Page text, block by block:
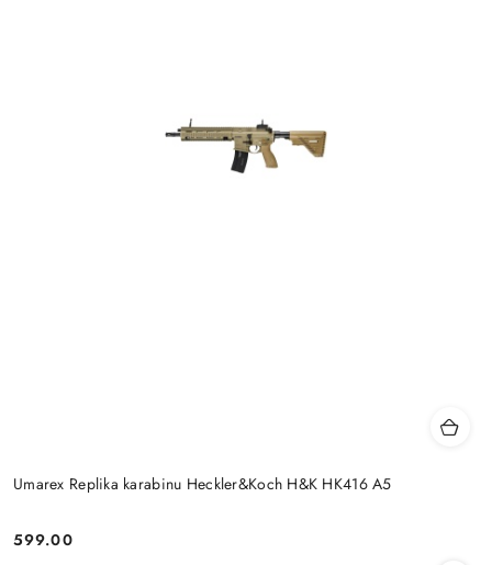
Umarex Replika karabinu Heckler&Koch H&K HK416 A5
Cena:
599.00